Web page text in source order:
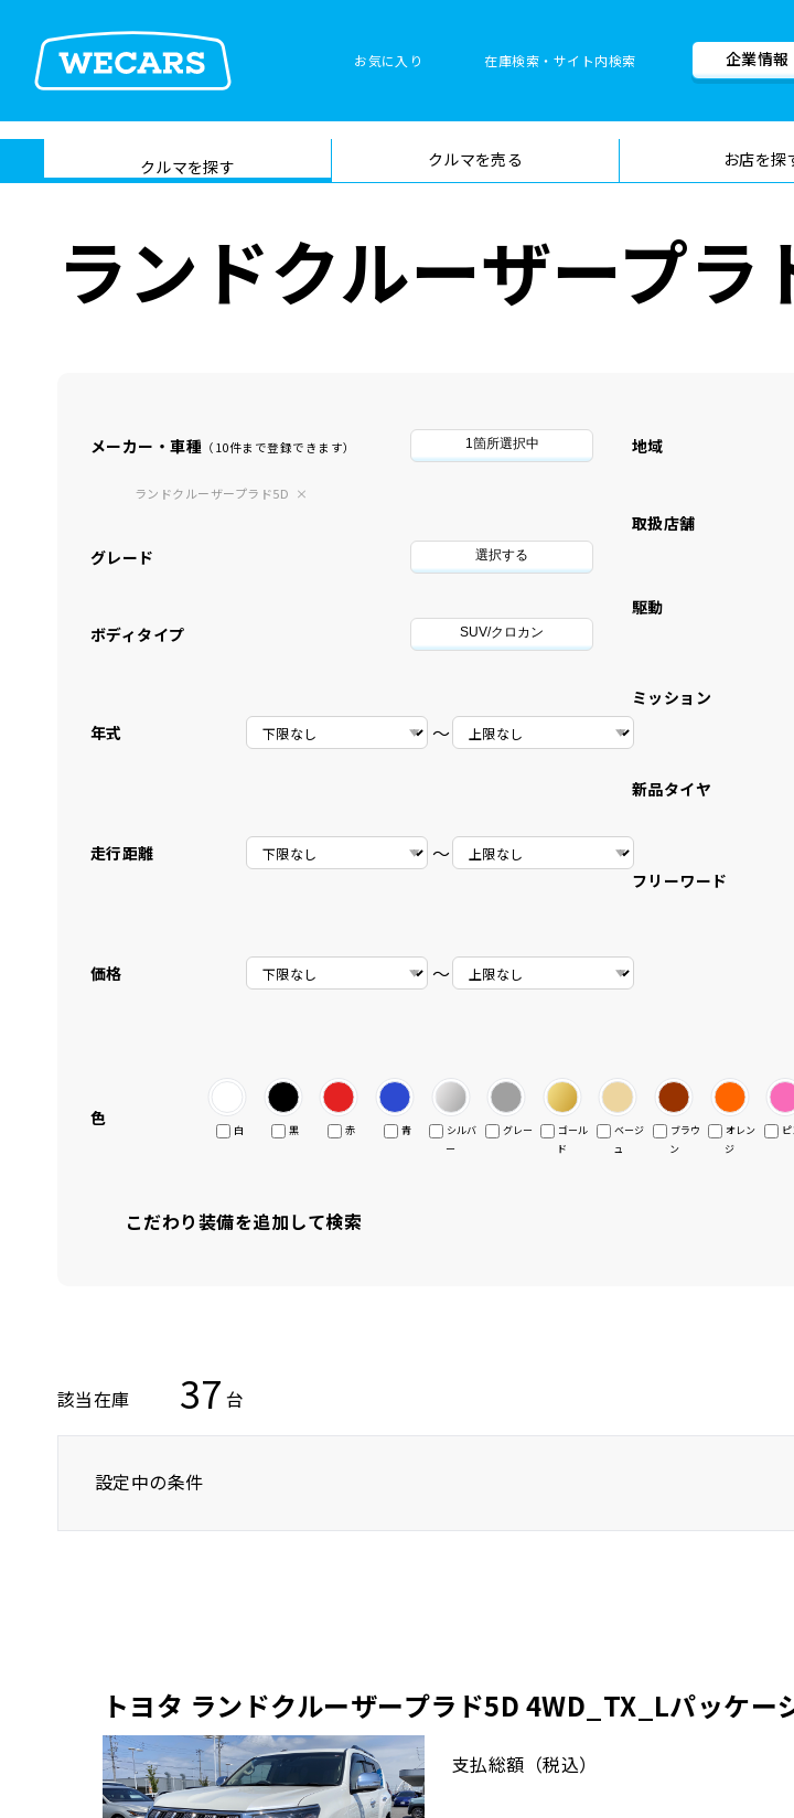
お気に入り 在庫検索・サイト内検索
在庫検索
サイト内検
索
企業情報
クルマを探す クルマを売る お店を探
車検料金・メニュー
ランドクルーザープ
メーカー・車種 （10件まで登録できます） 1箇所選択中
ランドクルーザープラド5D
グレード 選択する
ボディタイプ SUV/クロカン
年式 〜
走行距離 〜
価格 〜
地域
取扱店舗
駆動
ミッション
新品タイヤ
フリーワード
色
白 黒 赤 青
シルバ
ー
グレー
ゴール
ド
ベージ
ュ
ブラウ
ン
オレン
ジ
こだわり装備を追加して検索
該当在庫 37 台
設定中の条件
トヨタ ランドクルーザープラド5D 4WD_TX_Lパッケー
支払総額 （税込）